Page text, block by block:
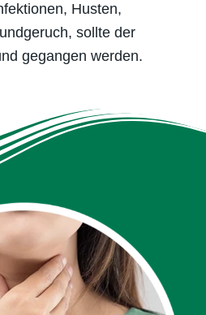
Husten,
sollte der
gegangen werden.